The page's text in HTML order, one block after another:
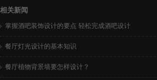
相关新闻
掌握酒吧装饰设计的要点 轻松完成酒吧设计
餐厅灯光设计的基本知识
餐厅植物背景墙要怎样设计？